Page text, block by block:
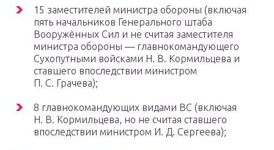
15 заместителей министра обороны (включая
пять начальников Генерального штаба
Вооружённых Сил и не считая заместителя
министра обороны — главнокомандующего
Сухопутными войсками Н. В. Кормильцева и
ставшего впоследствии министром
П. С. Грачева);
8 главнокомандующих видами ВС (включая
Н. В. Кормильцева, но не считая ставшего
впоследствии министром И. Д. Сергеева);